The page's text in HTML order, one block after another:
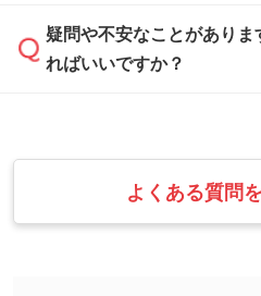
・フルカラーデータを1色
・1色印刷でグラデーシ
い
本体色がナチュラルなど
っきりと目立たせたいと
らかい雰囲気にしたいと
また、お選びいただいた
ない場合や仕上がりに影
タッフから別の色をご案
速やかに対応いたします
お手数をお掛けいたしま
フまでご連絡ください。
・お届け時に商品が損傷
・ご注文と異なる商品が
・印刷不良があった場合
疑問や不安なことがあり
ればいいですか？
業日以内に担当スタッフ
いたします。
お急ぎの場合はお電話で
よくある質問